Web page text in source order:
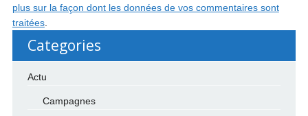
plus sur la façon dont les données de vos commentaires sont
traitées.
Categories
Actu
Campagnes